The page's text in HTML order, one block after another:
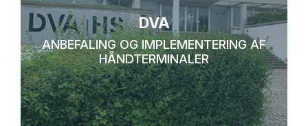
DVA
ANBEFALING OG IMPLEMENTERING AF
HÅNDTERMINALER